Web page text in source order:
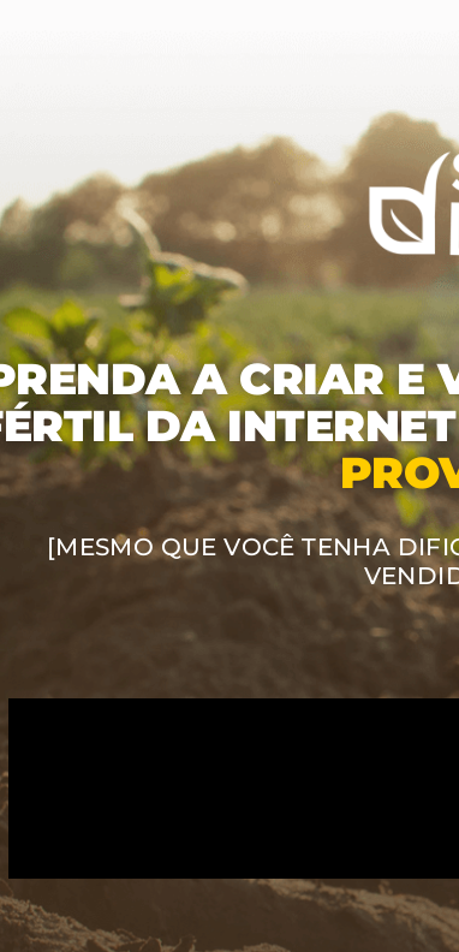
A CRIAR E
DA
[MESMO QUE VOCÊ TENHA